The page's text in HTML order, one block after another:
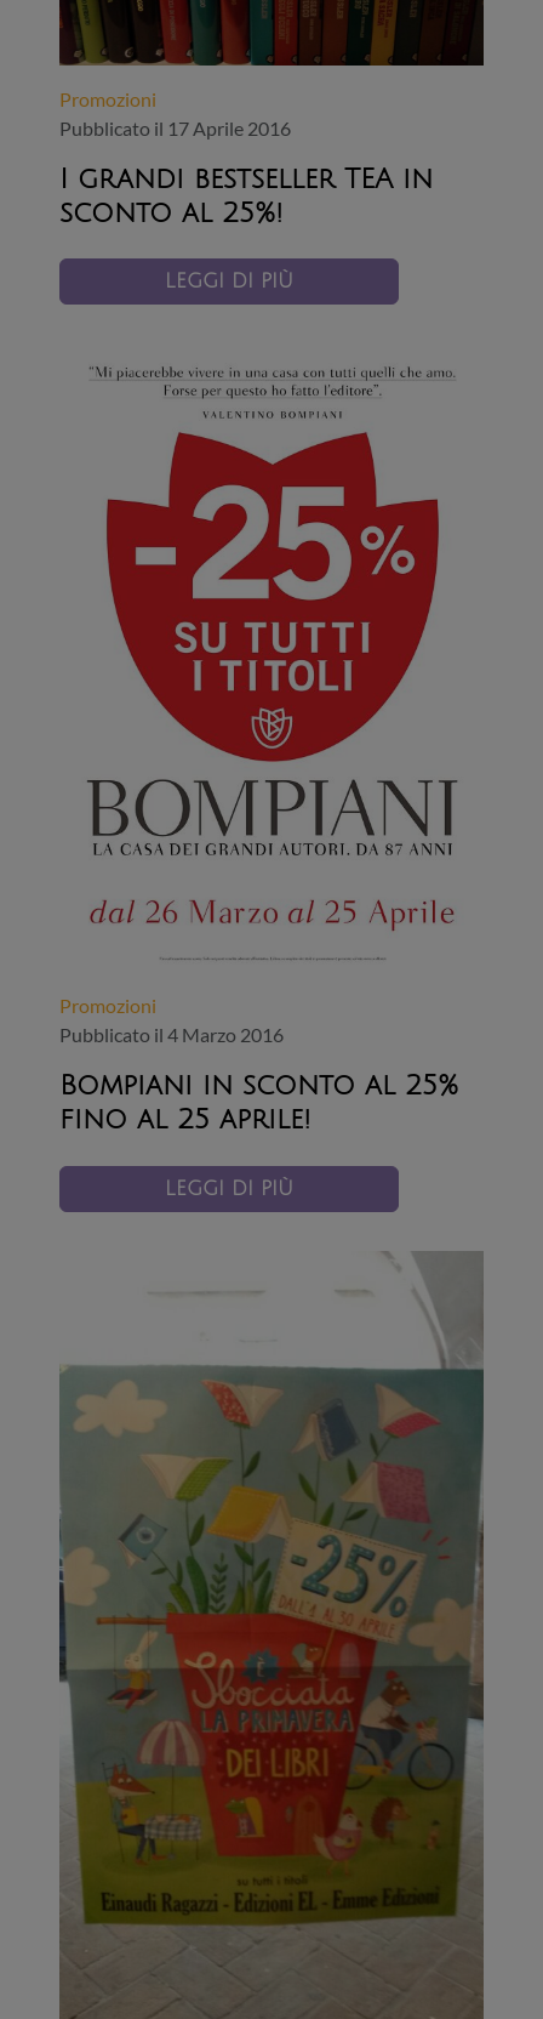
Promozioni
Pubblicato il 17 Aprile 2016
I grandi bestseller TEA in
sconto al 25%!
LEGGI DI PIÙ
Promozioni
Pubblicato il 4 Marzo 2016
Bompiani in sconto al 25%
fino al 25 aprile!
LEGGI DI PIÙ